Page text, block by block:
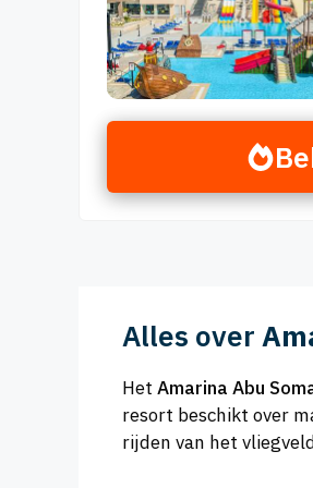
Alles over
Het Amarina Abu
resort beschikt over
rijden van het